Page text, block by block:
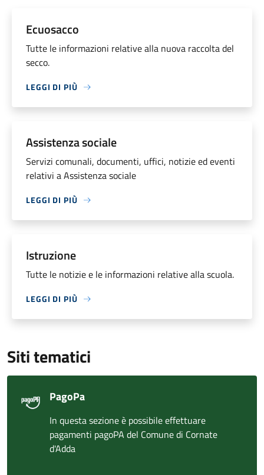
Ecuosacco
Tutte le informazioni relative alla nuova raccolta del
secco.
LEGGI DI PIÙ
Assistenza sociale
Servizi comunali, documenti, uffici, notizie ed eventi
relativi a Assistenza sociale
LEGGI DI PIÙ
Istruzione
Tutte le notizie e le informazioni relative alla scuola.
LEGGI DI PIÙ
Siti tematici
PagoPa
In questa sezione è possibile effettuare
pagamenti pagoPA del Comune di Cornate
d'Adda